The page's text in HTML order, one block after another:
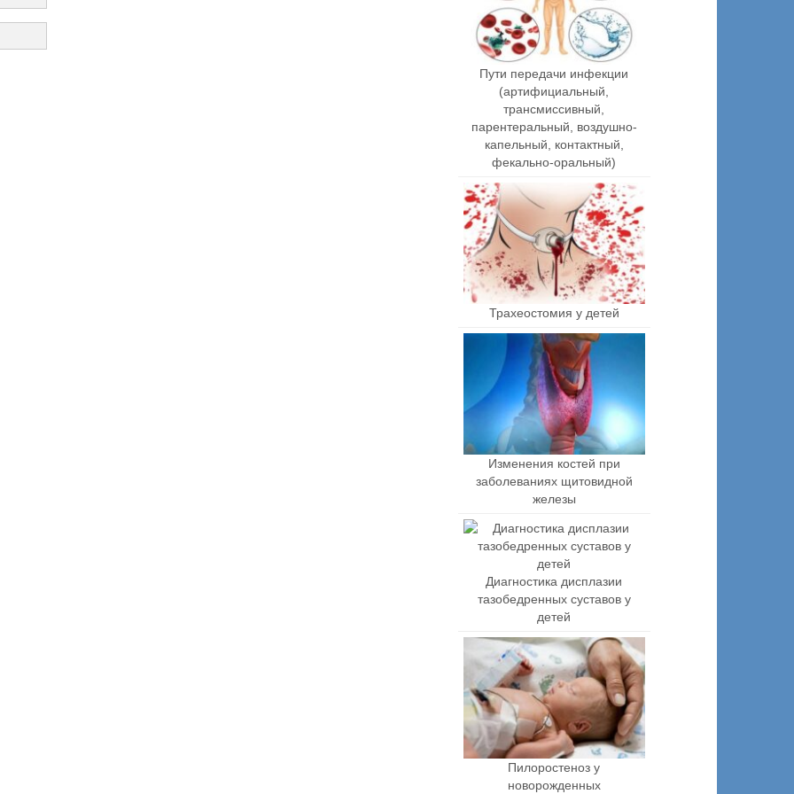
Пути передачи инфекции
(артифициальный,
трансмиссивный,
парентеральный, воздушно-
капельный, контактный,
фекально-оральный)
Трахеостомия у детей
Изменения костей при
заболеваниях щитовидной
железы
Диагностика дисплазии
тазобедренных суставов у
детей
Пилоростеноз у
новорожденных